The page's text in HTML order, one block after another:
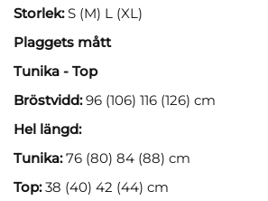
Storlek:S (M) L (XL)
Plaggets mått
Tunika - Top
Bröstvidd:96 (106) 116 (126) cm
Hel längd:
Tunika:76 (80) 84 (88) cm
Top:38 (40) 42 (44) cm